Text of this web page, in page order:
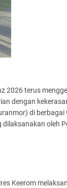
2026 terus
dengan
di berbagai
oleh
Keerom